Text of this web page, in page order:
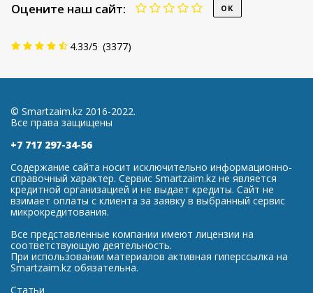
Оцените наш сайт:
4.33/5 (3377)
© Smartzaim.kz 2016-2022.
Все права защищены
+7 717 297-34-56
Содержание сайта носит исключительно информационно-
справочный характер. Сервис Smartzaim.kz не является
кредитной организацией и не выдает кредиты. Сайт не
взимает оплаты с клиента за заявку в выбранный сервис
микрокредитования.
Все представленные компании имеют лицензии на
соответствующую деятельность.
При использовании материалов активная гиперссылка на
Smartzaim.kz обязательна.
Статьи